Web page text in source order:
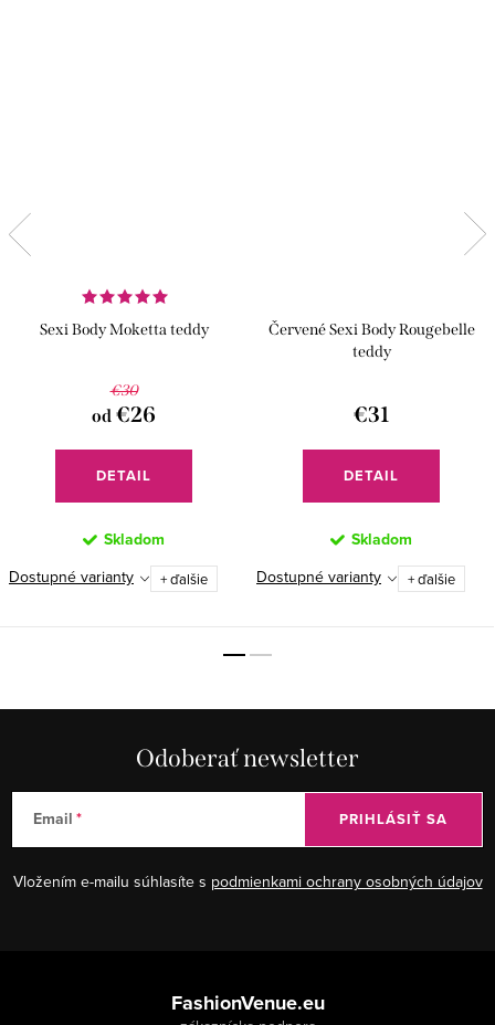
Sexi Body Moketta teddy
€30
od €26
DETAIL
Skladom
Dostupné varianty + ďalšie
Červené Sexi Body Rougebelle
teddy
€31
DETAIL
Skladom
Dostupné varianty + ďalšie
Odoberať newsletter
Email
Vložením e-mailu súhlasíte s podmienkami ochrany osobných údajov
PRIHLÁSIŤ SA
FashionVenue.eu